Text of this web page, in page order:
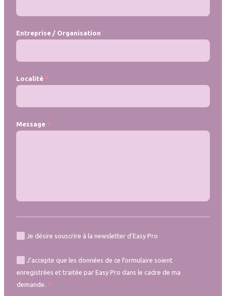
Entreprise / Organisation
Localité
Message
Je désire souscrire à la newsletter d’Easy Pro
J’accepte que les données de ce formulaire soient
enregistrées et traitée par Easy Pro dans le cadre de ma
demande.